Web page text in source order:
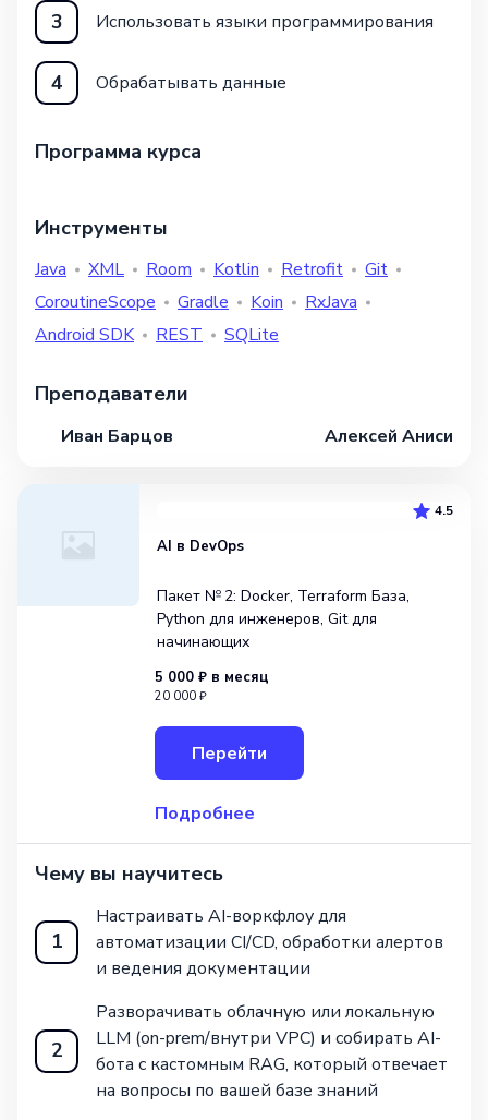
3 Использовать языки программирования
4 Обрабатывать данные
Программа курса
Инструменты
Java XML Room Kotlin Retrofit
Git
CoroutineScope
Gradle Koin
RxJava
Android SDK
REST SQLite
Преподаватели
Иван Барцов Алексей Анисимов
4.5
AI в DevOps
Пакет № 2: Docker, Terraform База,
Python для инженеров, Git для
начинающих
5 000 ₽ в месяц
20 000 ₽
Перейти
Подробнее
Чему вы научитесь
1
Настраивать AI-воркфлоу для
автоматизации CI/CD, обработки алертов
и ведения документации
2
Разворачивать облачную или локальную
LLM (on-prem/внутри VPC) и собирать AI-
бота с кастомным RAG, который отвечает
на вопросы по вашей базе знаний